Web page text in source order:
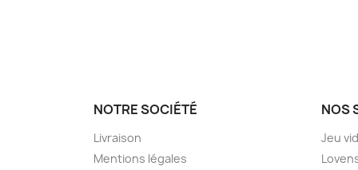
NOTRE SOCIÉTÉ
Livraison
Mentions légales
NOS
Jeu